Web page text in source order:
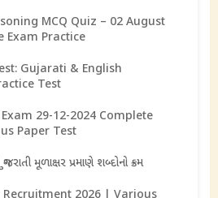
MCQ Quiz – 02 August
Exam Practice
Gujarati & English
Test
29-12-2024 Complete
Paper Test
મૂળાક્ષર પ્રમાણે શબ્દોનો ક્રમ